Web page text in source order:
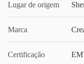
Lugar de origem
Marca
Certificação